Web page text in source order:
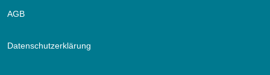
AGB
Datenschutzerklärung